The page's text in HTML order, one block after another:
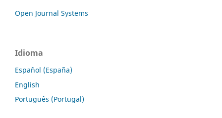
Open Journal Systems
Idioma
Español (España)
English
Português (Portugal)